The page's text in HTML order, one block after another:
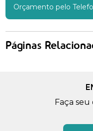
Orçamento pelo
Páginas
Faça